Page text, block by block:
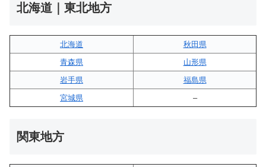
北海道｜東北地方
北海道
秋田県
青森県
山形県
岩手県
福島県
宮城県
–
関東地方